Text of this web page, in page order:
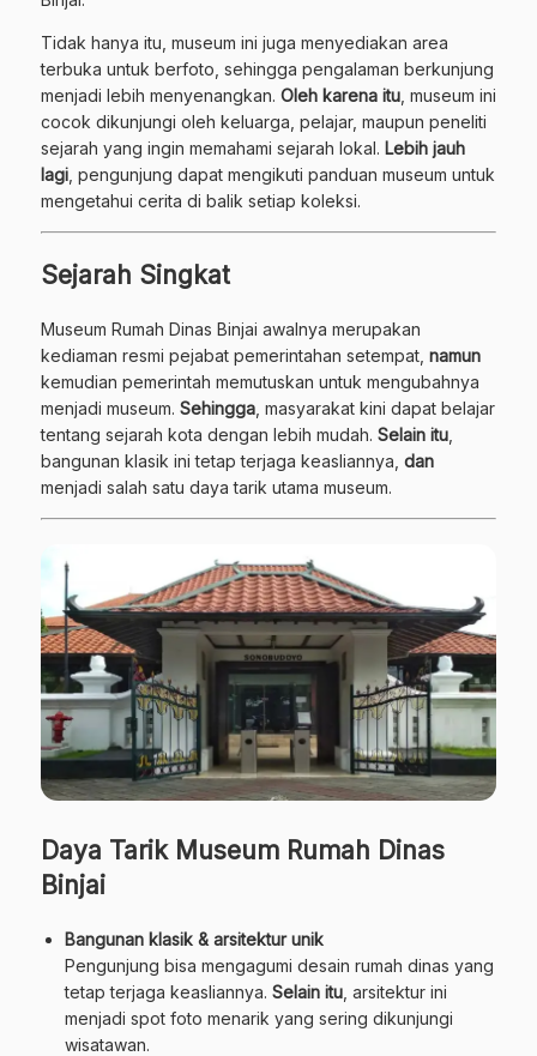
Tidak hanya itu, museum ini juga menyediakan area
terbuka untuk berfoto, sehingga pengalaman berkunjung
menjadi lebih menyenangkan. Oleh karena itu , museum ini
cocok dikunjungi oleh keluarga, pelajar, maupun peneliti
sejarah yang ingin memahami sejarah lokal. Lebih jauh
lagi , pengunjung dapat mengikuti panduan museum untuk
mengetahui cerita di balik setiap koleksi.
Sejarah Singkat
Museum Rumah Dinas Binjai awalnya merupakan
kediaman resmi pejabat pemerintahan setempat, namun
kemudian pemerintah memutuskan untuk mengubahnya
menjadi museum. Sehingga , masyarakat kini dapat belajar
tentang sejarah kota dengan lebih mudah. Selain itu
bangunan klasik ini tetap terjaga keasliannya, dan
menjadi salah satu daya tarik utama museum.
Daya Tarik Museum Rumah Dinas
Binjai
Bangunan klasik & arsitektur unik
Pengunjung bisa mengagumi desain rumah dinas yang
tetap terjaga keasliannya. Selain itu , arsitektur ini
menjadi spot foto menarik yang sering dikunjungi
wisatawan.